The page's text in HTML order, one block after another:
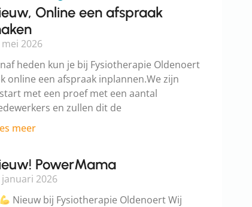
Online een afspraak
mei 2026
heden kun je bij Fysiotherapie Oldenoert
online een afspraak inplannen.We zijn
met een proef met een aantal
en zullen dit de
meer
PowerMama
januari 2026
Nieuw bij Fysiotherapie Oldenoert Wij